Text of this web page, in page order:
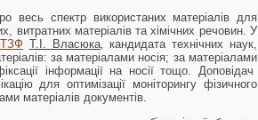
весь спектр використаних матеріалів для
витратних матеріалів та хімічних речовин. У
Т.І. Власюка,кандидата технічних наук,
за матеріалами носія; за матеріалами
інформації на носії тощо. Доповідач
для оптимізації моніторингу фізичного
матеріалів документів.